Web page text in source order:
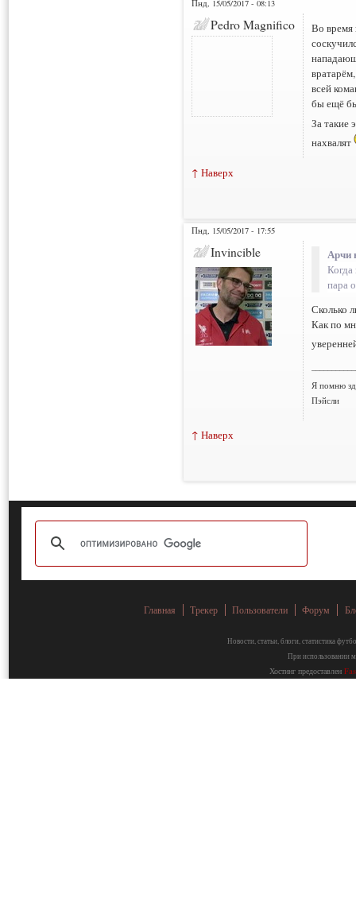
Пнд, 15/05/2017 - 08:13
Pedro Magnifico
Во время
всей
бы ещё
За такие
нахвалят
↑ Наверх
Пнд, 15/05/2017 - 17:55
Invincible Арчи
пара
Сколько
Как по
Я помню
Пэйсли
↑ Наверх
Главная Трекер Пользователи Форум
Новости, статьи, блоги, статистика
При использовании
Хостинг предоставлен